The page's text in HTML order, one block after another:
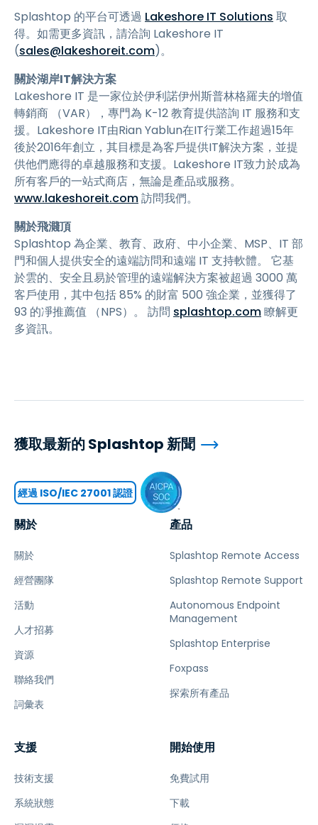
Splashtop 的平台可透過 Lakeshore IT Solutions 取
得。如需更多資訊，請洽詢 Lakeshore IT
(sales@lakeshoreit.com)。
關於湖岸IT解決方案
Lakeshore IT 是一家位於伊利諾伊州斯普林格羅夫的增值
轉銷商 （VAR），專門為 K-12 教育提供諮詢 IT 服務和支
援。Lakeshore IT由Rian Yablun在IT行業工作超過15年
後於2016年創立，其目標是為客戶提供IT解決方案，並提
供他們應得的卓越服務和支援。Lakeshore IT致力於成為
所有客戶的一站式商店，無論是產品或服務。
www.lakeshoreit.com訪問我們。
關於飛濺頂
Splashtop 為企業、教育、政府、中小企業、MSP、IT 部
門和個人提供安全的遠端訪問和遠端 IT 支持軟體。 它基
於雲的、安全且易於管理的遠端解決方案被超過 3000 萬
客戶使用，其中包括 85% 的財富 500 強企業，並獲得了
93 的凈推薦值 （NPS）。 訪問 splashtop.com瞭解更
多資訊。
關於
關於
經營團隊
活動
人才招募
資源
聯絡我們
詞彙表
產品
Splashtop Remote Access
Splashtop Remote Support
Autonomous Endpoint
Management
Splashtop Enterprise
Foxpass
探索所有產品
支援
技術支援
系統狀態
開始使用
免費試用
下載
獲取最新的 Splashtop 新聞
經過 ISO/IEC 27001 認證